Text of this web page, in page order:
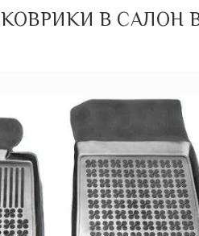
КОВРИКИ В САЛОН